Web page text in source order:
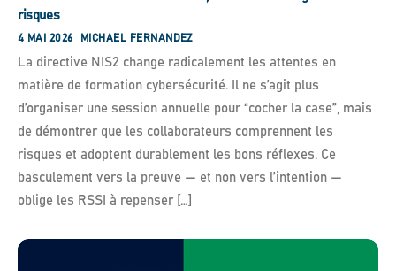
risques
4 MAI 2026 MICHAEL FERNANDEZ
La directive NIS2 change radicalement les attentes en
matière de formation cybersécurité. Il ne s’agit plus
d’organiser une session annuelle pour “cocher la case”, mais
de démontrer que les collaborateurs comprennent les
risques et adoptent durablement les bons réflexes. Ce
basculement vers la preuve — et non vers l’intention —
oblige les RSSI à repenser […]